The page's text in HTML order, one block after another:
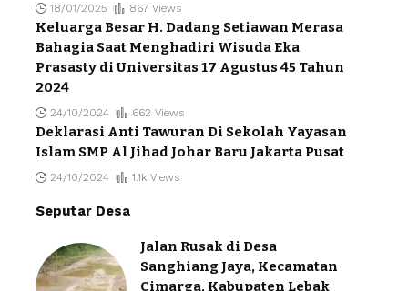
18/01/2025 867 Views
Keluarga Besar H. Dadang Setiawan Merasa
Bahagia Saat Menghadiri Wisuda Eka
Prasasty di Universitas 17 Agustus 45 Tahun
2024
24/10/2024 662 Views
Deklarasi Anti Tawuran Di Sekolah Yayasan
Islam SMP Al Jihad Johar Baru Jakarta Pusat
24/10/2024 1.1k Views
Seputar Desa
Jalan Rusak di Desa
Sanghiang Jaya, Kecamatan
Cimarga, Kabupaten Lebak